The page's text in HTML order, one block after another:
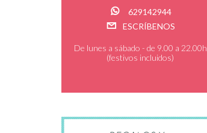
629142944
ESCRÍBENOS
De lunes a sábado - de 9.00 a 22.00h
(festivos incluidos)